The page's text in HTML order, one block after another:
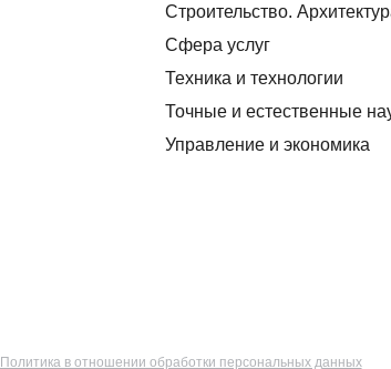
Строительство.
Сфера услуг
Техника и технологии
Точные и естественные
Управление и экономика
Политика в отношении обработки персональных данных